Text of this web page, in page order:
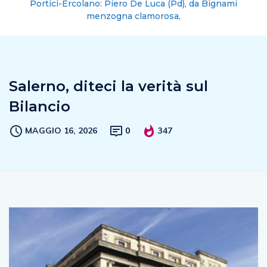
Portici-Ercolano: Piero De Luca (Pd), da Bignami
menzogna clamorosa,
Salerno, diteci la verità sul
Bilancio
MAGGIO 16, 2026 0 347